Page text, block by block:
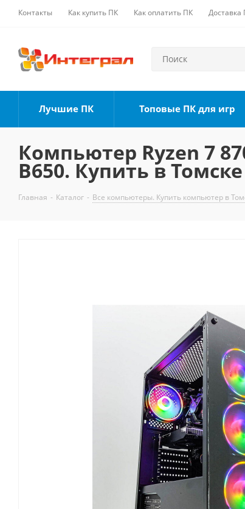
Контакты Как купить ПК Как оплатить ПК Доставка
Лучшие ПК Топовые ПК для игр
Компьютер Ryzen 7
B650. Купить в Томске
Главная - Каталог - Все компьютеры. Купить компьютер в